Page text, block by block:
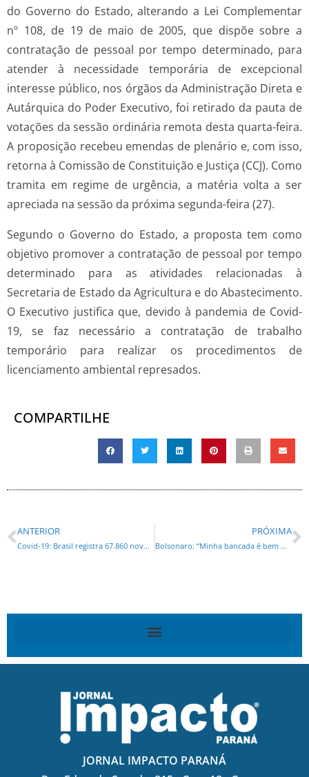
do Governo do Estado, alterando a Lei Complementar
nº 108, de 19 de maio de 2005, que dispõe sobre a
contratação de pessoal por tempo determinado, para
atender à necessidade temporária de excepcional
interesse público, nos órgãos da Administração Direta e
Autárquica do Poder Executivo, foi retirado da pauta de
votações da sessão ordinária remota desta quarta-feira.
A proposição recebeu emendas de plenário e, com isso,
retorna à Comissão de Constituição e Justiça (CCJ). Como
tramita em regime de urgência, a matéria volta a ser
apreciada na sessão da próxima segunda-feira (27).
Segundo o Governo do Estado, a proposta tem como
objetivo promover a contratação de pessoal por tempo
determinado para as atividades relacionadas à
Secretaria de Estado da Agricultura e do Abastecimento.
O Executivo justifica que, devido à pandemia de Covid-
19, se faz necessário a contratação de trabalho
temporário para realizar os procedimentos de
licenciamento ambiental represados.
COMPARTILHE
ANTERIOR
Covid-19: Brasil registra 67.860 novos casos confirmados em 24h Até o momento, 1.532.138 pessoas se recuperaram da covid-19
PRÓXIMA
Bolsonaro: “Minha bancada é bem maior do que isso daí”
JORNAL IMPACTO PARANÁ